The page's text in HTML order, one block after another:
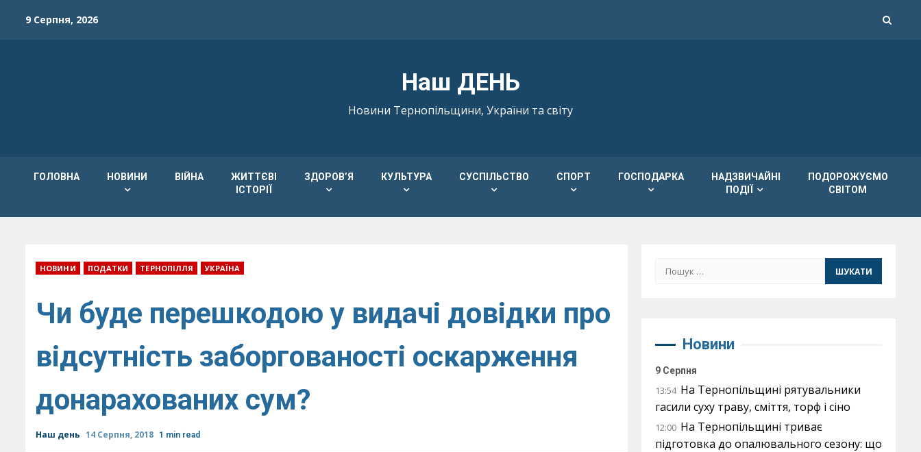
9 Серпня, 2026
Наш ДЕНЬ
Новини Тернопільщини, України та світу
ГОЛОВНА НОВИНИ ВІЙНА
ЖИТТЄВІ
ІСТОРІЇ
ЗДОРОВ’Я КУЛЬТУРА СУСПІЛЬСТВО СПОРТ ГОСПОДАРКА
НАДЗВИЧАЙНІ
ПОДІЇ
ПОДОРОЖУЄМО
СВІТОМ
НОВИНИ ПОДАТКИ ТЕРНОПІЛЛЯ УКРАЇНА
Чи буде перешкодою у видачі довідки про
відсутність заборгованості оскарження
донарахованих сум?
Наш день 14 Серпня, 2018 1 min read
Пошук:
Новини
9 Серпня
13:54 На Тернопільщині рятувальники
гасили суху траву, сміття, торф і сіно
12:00 На Тернопільщині триває
підготовка до опалювального сезону: що